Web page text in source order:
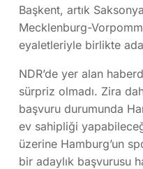
Başkent, artık
Mecklenburg-
eyaletleriyle birlikte
NDR’de yer alan
sürpriz olmadı. Zira
başvuru durumunda
ev sahipliği
üzerine Hamburg’un
bir adaylık başvurusu